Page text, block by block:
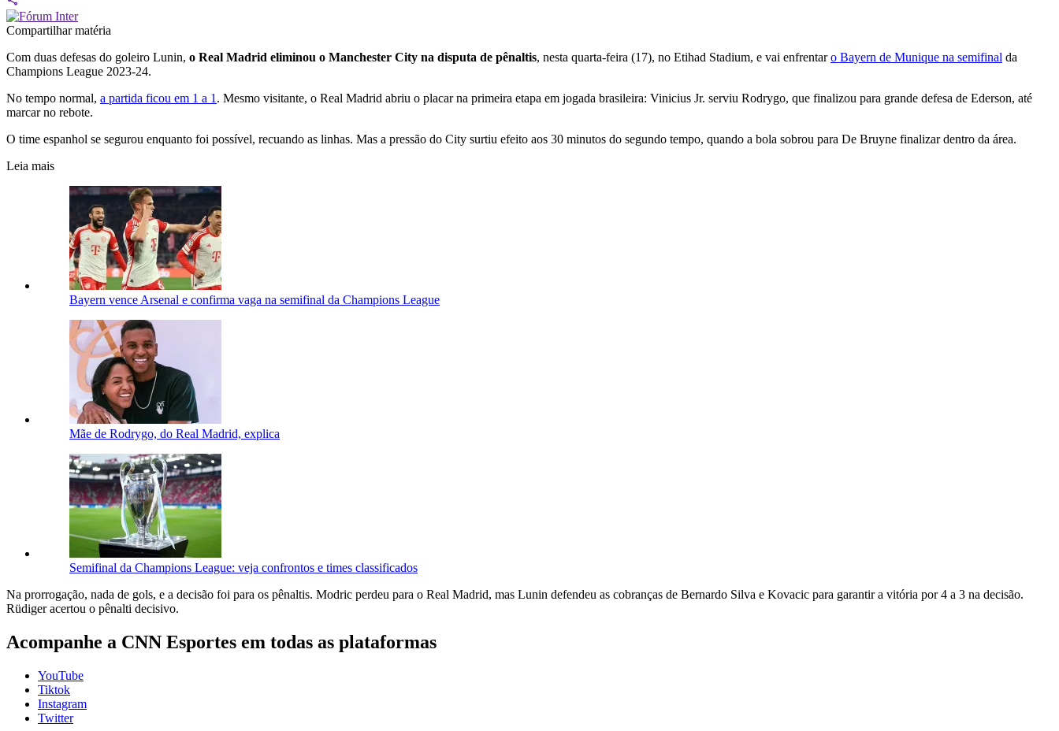
Compartilhar matéria
Com duas defesas do goleiro Lunin, o Real Madrid eliminou o Manchester City na disputa de pênaltis, nesta quarta-feira (17), no Etihad Stadium, e vai enfrentaro Bayern de Munique na semifinal da
Champions League 2023-24.
No tempo normal, a partida ficou em 1 a 1 . Mesmo visitante, o Real Madrid abriu o placar na primeira etapa em jogada brasileira: Vinicius Jr. serviu Rodrygo, que finalizou para grande defesa de Ederson, até
marcar no rebote.
O time espanhol se segurou enquanto foi possível, recuando as linhas. Mas a pressão do City surtiu efeito aos 30 minutos do segundo tempo, quando a bola sobrou para De Bruyne finalizar dentro da área.
Leia mais
Bayern vence Arsenal e confirma vaga na semifinal da Champions League
Mãe de Rodrygo, do Real Madrid, explica
Semifinal da Champions League: veja confrontos e times classificados
Na prorrogação, nada de gols, e a decisão foi para os pênaltis. Modric perdeu para o Real Madrid, mas Lunin defendeu as cobranças de Bernardo Silva e Kovacic para garantir a vitória por 4 a 3 na decisão.
Rüdiger acertou o pênalti decisivo.
Acompanhe a CNN Esportes em todas as plataformas
YouTube
Tiktok
Instagram
Twitter